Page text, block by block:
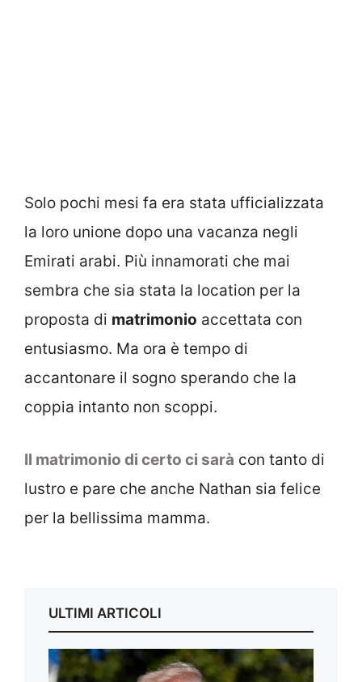
Solo pochi mesi fa era stata ufficializzata
la loro unione dopo una vacanza negli
Emirati arabi. Più innamorati che mai
sembra che sia stata la location per la
proposta di matrimonio accettata con
entusiasmo. Ma ora è tempo di
accantonare il sogno sperando che la
coppia intanto non scoppi.
Il matrimonio di certo ci sarà con tanto di
lustro e pare che anche Nathan sia felice
per la bellissima mamma.
ULTIMI ARTICOLI